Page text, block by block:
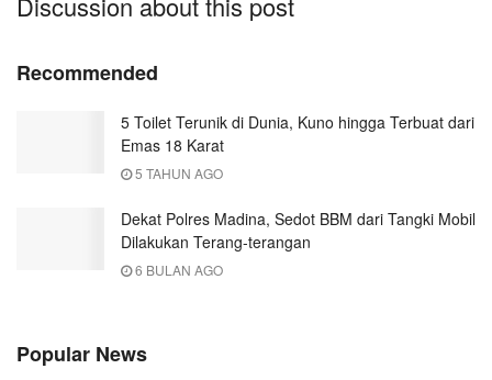
Recommended
5 Toilet Terunik di Dunia, Kuno hingga Terbuat dari
Emas 18 Karat
5 TAHUN AGO
Dekat Polres Madina, Sedot BBM dari Tangki Mobil
Dilakukan Terang-terangan
6 BULAN AGO
Popular News